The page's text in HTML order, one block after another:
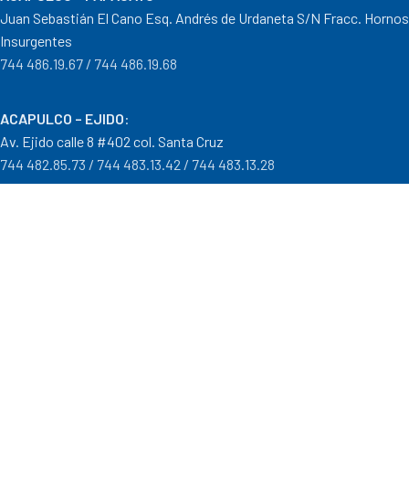
Juan Sebastián El Cano Esq. Andrés de Urdaneta S/N Fracc. Hornos
Insurgentes
744 486.19.67 / 744 486.19.68
ACAPULCO – EJIDO:
Av. Ejido calle 8 #402 col. Santa Cruz
744 482.85.73 / 744 483.13.42 / 744 483.13.28